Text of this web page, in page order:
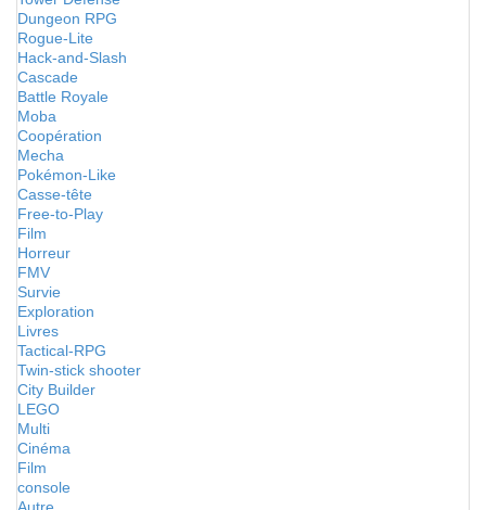
Dungeon RPG
Rogue-Lite
Hack-and-Slash
Cascade
Battle Royale
Moba
Coopération
Mecha
Pokémon-Like
Casse-tête
Free-to-Play
Film
Horreur
FMV
Survie
Exploration
Livres
Tactical-RPG
Twin-stick shooter
City Builder
LEGO
Multi
Cinéma
Film
console